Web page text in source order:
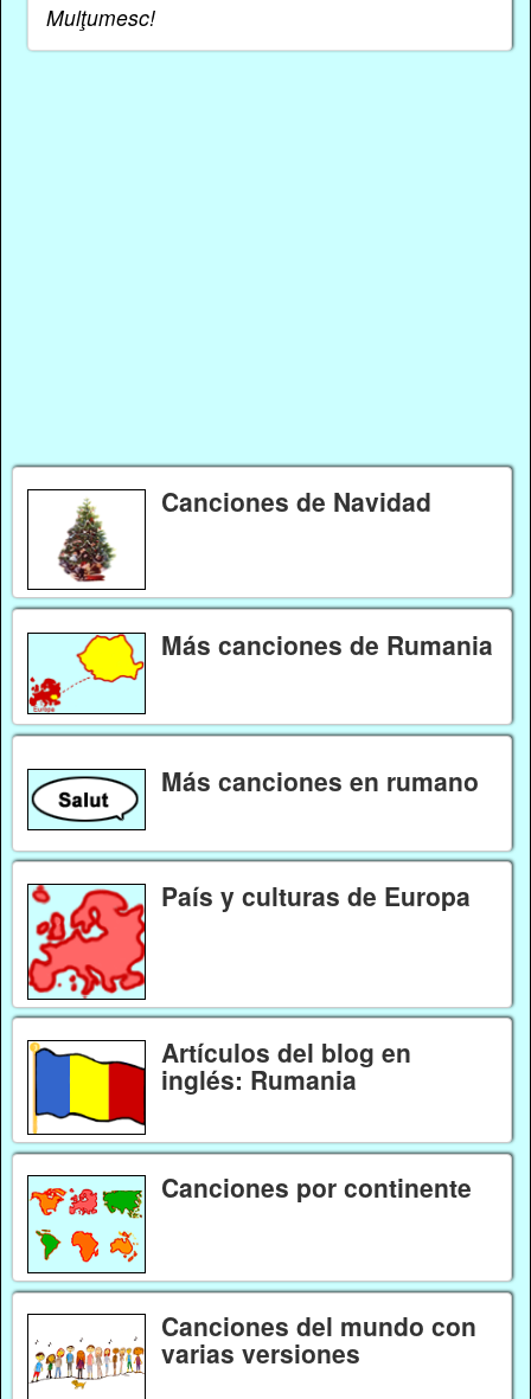
Mulţumesc!
Canciones de Navidad
Más canciones de Rumania
Más canciones en rumano
País y culturas de Europa
Artículos del blog en
inglés: Rumania
Canciones por continente
Canciones del mundo con
varias versiones